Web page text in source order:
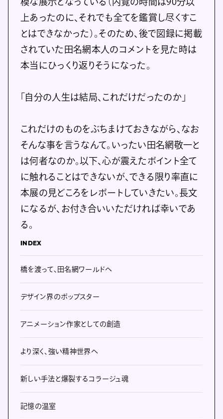
上あったのに、それでも全てを鑑賞し尽くすこ
とはできなかった）。そのため、後で図録に掲載
されていた田名網本人のコメントを見た時は
本当にひっくり返りそうになった。
「自分の人生は結局、これだけだったのか」
これだけのものをぶちまけておきながら、なお
そんな事を言うなんて。いったい田名網敬一と
は何者なのか。以下、心が震えたポイント全て
に触れることはできないが、できる限り率直に
本展の見どころをレポートしていきたい。長文
になるが、お付き合いいただければ幸いであ
る。
INDEX
橋を渡って、田名網ワールドへ
デザイン界のポップスター
アニメーション作家としての創造
より深く、強い精神世界へ
新しい手法と爆裂するコラージュ魂
記憶の温室